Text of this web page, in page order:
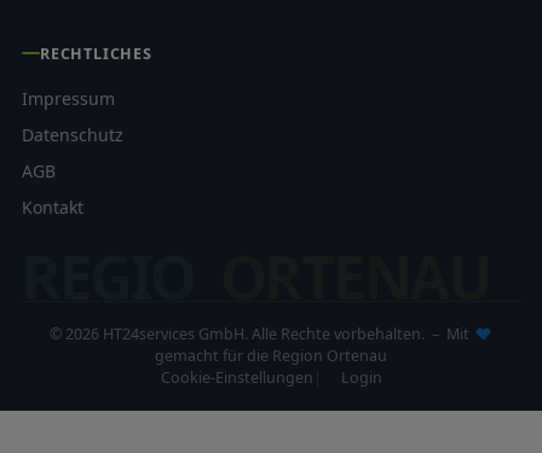
RECHTLICHES
Impressum
Datenschutz
AGB
Kontakt
© 2026 HT24services GmbH. Alle Rechte vorbehalten. – Mit
gemacht für die Region Ortenau
Cookie-Einstellungen
Login